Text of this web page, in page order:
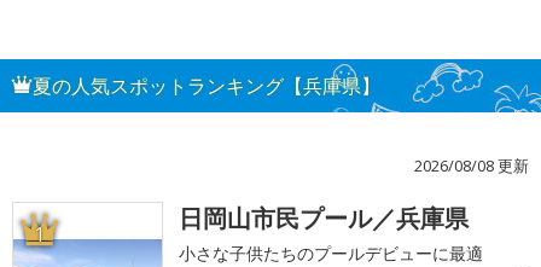
夏の人気スポットランキング【兵庫県】
2026/08/08 更新
1 日岡山市民プール／兵庫県
小さな子供たちのプールデビューに最適